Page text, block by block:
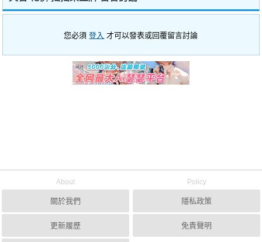
您必須登入 才可以發表或回覆留言討論
About
關於我們
更新履歷
Policy
隱私政策
免責聲明